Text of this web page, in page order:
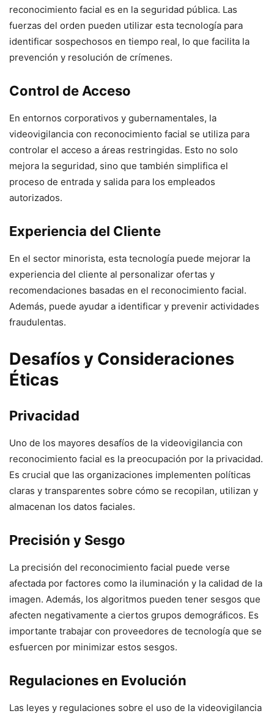
reconocimiento facial es en la seguridad pública. Las
fuerzas del orden pueden utilizar esta tecnología para
identificar sospechosos en tiempo real, lo que facilita la
prevención y resolución de crímenes.
Control de Acceso
En entornos corporativos y gubernamentales, la
videovigilancia con reconocimiento facial se utiliza para
controlar el acceso a áreas restringidas. Esto no solo
mejora la seguridad, sino que también simplifica el
proceso de entrada y salida para los empleados
autorizados.
Experiencia del Cliente
En el sector minorista, esta tecnología puede mejorar la
experiencia del cliente al personalizar ofertas y
recomendaciones basadas en el reconocimiento facial.
Además, puede ayudar a identificar y prevenir actividades
fraudulentas.
Desafíos y Consideraciones
Éticas
Privacidad
Uno de los mayores desafíos de la videovigilancia con
reconocimiento facial es la preocupación por la privacidad.
Es crucial que las organizaciones implementen políticas
claras y transparentes sobre cómo se recopilan, utilizan y
almacenan los datos faciales.
Precisión y Sesgo
La precisión del reconocimiento facial puede verse
afectada por factores como la iluminación y la calidad de la
imagen. Además, los algoritmos pueden tener sesgos que
afecten negativamente a ciertos grupos demográficos. Es
importante trabajar con proveedores de tecnología que se
esfuercen por minimizar estos sesgos.
Regulaciones en Evolución
Las leyes y regulaciones sobre el uso de la videovigilancia